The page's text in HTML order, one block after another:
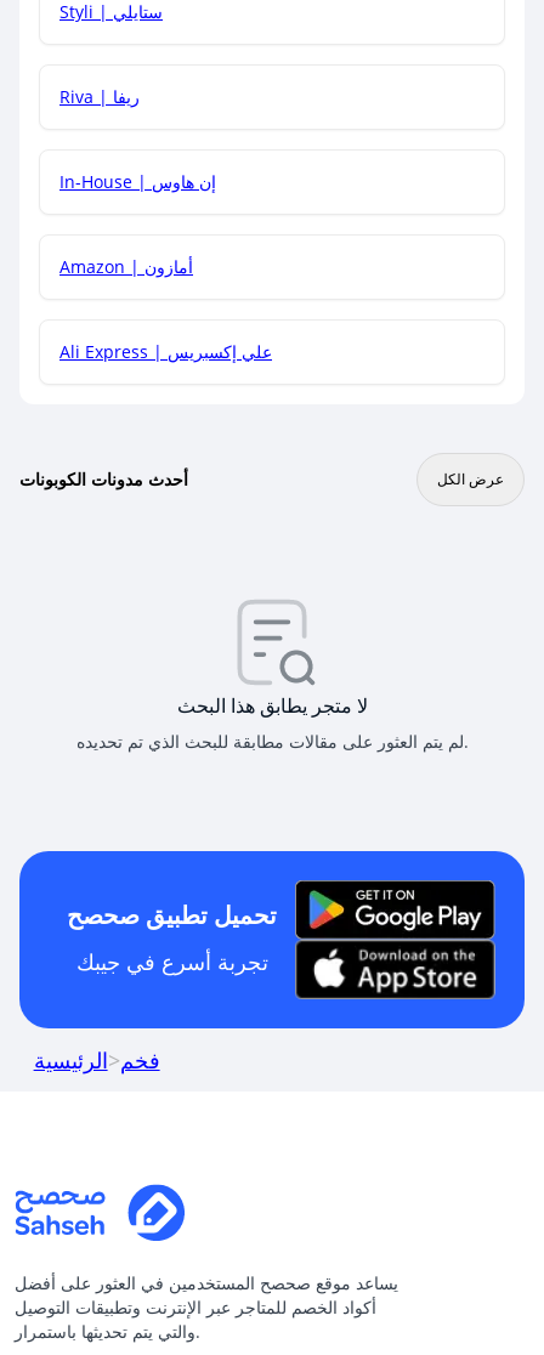
هل يمكنني جمع كود خصم مع العروض الأخرى؟
Styli | ستايلي
Riva | ريفا
In-House | إن هاوس
Amazon | أمازون
Ali Express | علي إكسبريس
أحدث مدونات الكوبونات عرض الكل
لا متجر يطابق هذا البحث
لم يتم العثور على مقالات مطابقة للبحث الذي تم تحديده.
تحميل تطبيق صحصح
تجربة أسرع في جيبك
الرئيسية>فخم
يساعد موقع صحصح المستخدمين في العثور على أفضل
أكواد الخصم للمتاجر عبر الإنترنت وتطبيقات التوصيل
والتي يتم تحديثها باستمرار.